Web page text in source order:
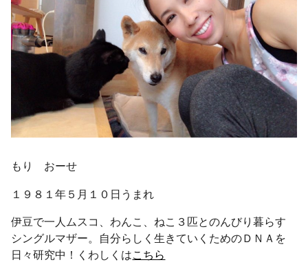
もり おーせ
１９８１年５月１０日うまれ
伊豆で一人ムスコ、わんこ、ねこ３匹とのんびり暮らす
シングルマザー。自分らしく生きていくためのＤＮＡを
日々研究中！くわしくはこちら